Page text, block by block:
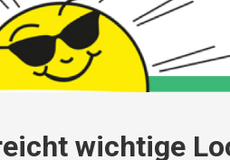
wichtige